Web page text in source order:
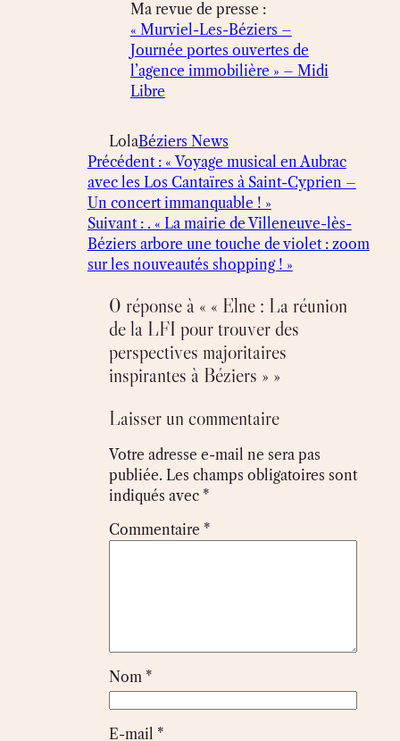
Ma revue de presse :
« Murviel-Les-Béziers –
Journée portes ouvertes de
l’agence immobilière » – Midi
Libre
LolaBéziers News
Précédent : « Voyage musical en Aubrac
avec les Los Cantaïres à Saint-Cyprien –
Un concert immanquable ! »
Suivant : . « La mairie de Villeneuve-lès-
Béziers arbore une touche de violet : zoom
sur les nouveautés shopping ! »
0 réponse à « « Elne : La réunion
de la LFI pour trouver des
perspectives majoritaires
inspirantes à Béziers » »
Laisser un commentaire
Votre adresse e-mail ne sera pas
publiée. Les champs obligatoires sont
indiqués avec *
Commentaire *
Nom *
E-mail *